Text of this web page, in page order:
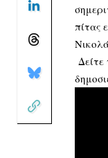
πίτας